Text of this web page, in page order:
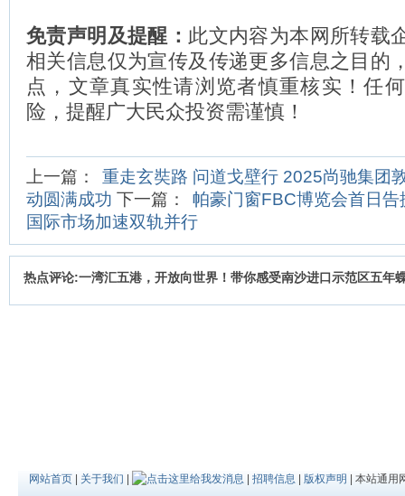
免责声明及提醒： 此文内容为本网所转载
相关信息仅为宣传及传递更多信息之目的
点，文章真实性请浏览者慎重核实！任
险，提醒广大民众投资需谨慎！
上一篇：
重走玄奘路 问道戈壁行 2025尚驰集团
动圆满成功 下一篇：
帕豪门窗FBC博览会首日
国际市场加速双轨并行
热点评论:一湾汇五港，开放向世界！带你感受南沙进口示范区五年
网站首页 关于我们 招聘信息 版权声明
| 本站通用